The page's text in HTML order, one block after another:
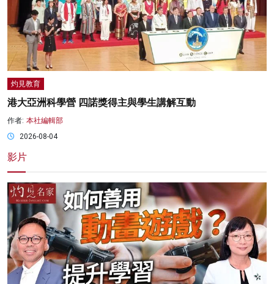
灼見教育
港大亞洲科學營 四諾獎得主與學生講解互動
作者: 本社編輯部
2026-08-04
影片